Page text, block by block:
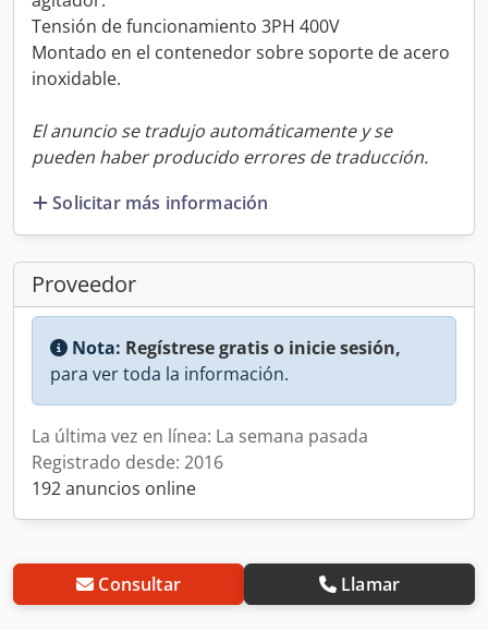
Tensión de funcionamiento 3PH 400V
Montado en el contenedor sobre soporte de acero
inoxidable.
El anuncio se tradujo automáticamente y se
pueden haber producido errores de traducción.
Solicitar más información
Proveedor
Nota: Regístrese gratis o inicie sesión,
para ver toda la información.
La última vez en línea: La semana pasada
Registrado desde: 2016
192 anuncios online
Consultar Llamar